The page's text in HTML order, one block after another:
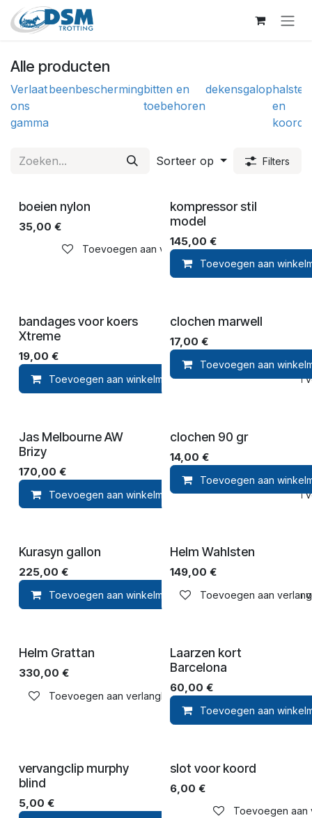
Overslaan naar inhoud
Alle producten
Verlaat
ons
gamma
beenbeschermingbitten en
toebehoren
dekensgalop
en
Sorteer op Filters
boeien nylon
35,00 €
Toevoegen aan verlanglijst
kompressor stil
model
145,00 €
Toevoegen aan
bandages voor koers
Xtreme
19,00 €
Toevoegen aan winkelmandje Toevoegen aan
clochen marwell
17,00 €
Toevoegen aan
Jas Melbourne AW
Brizy
170,00 €
Toevoegen aan winkelmandje Toevoegen aan
clochen 90 gr
14,00 €
Toevoegen aan
Kurasyn gallon
225,00 €
Toevoegen aan winkelmandje Toevoegen aan
Helm Wahlsten
149,00 €
Toevoegen aan
Helm Grattan
330,00 €
Toevoegen aan verlanglijst
Laarzen kort
Barcelona
60,00 €
Toevoegen aan
vervangclip murphy
blind
5,00 €
slot voor koord
6,00 €
Toevoegen aan